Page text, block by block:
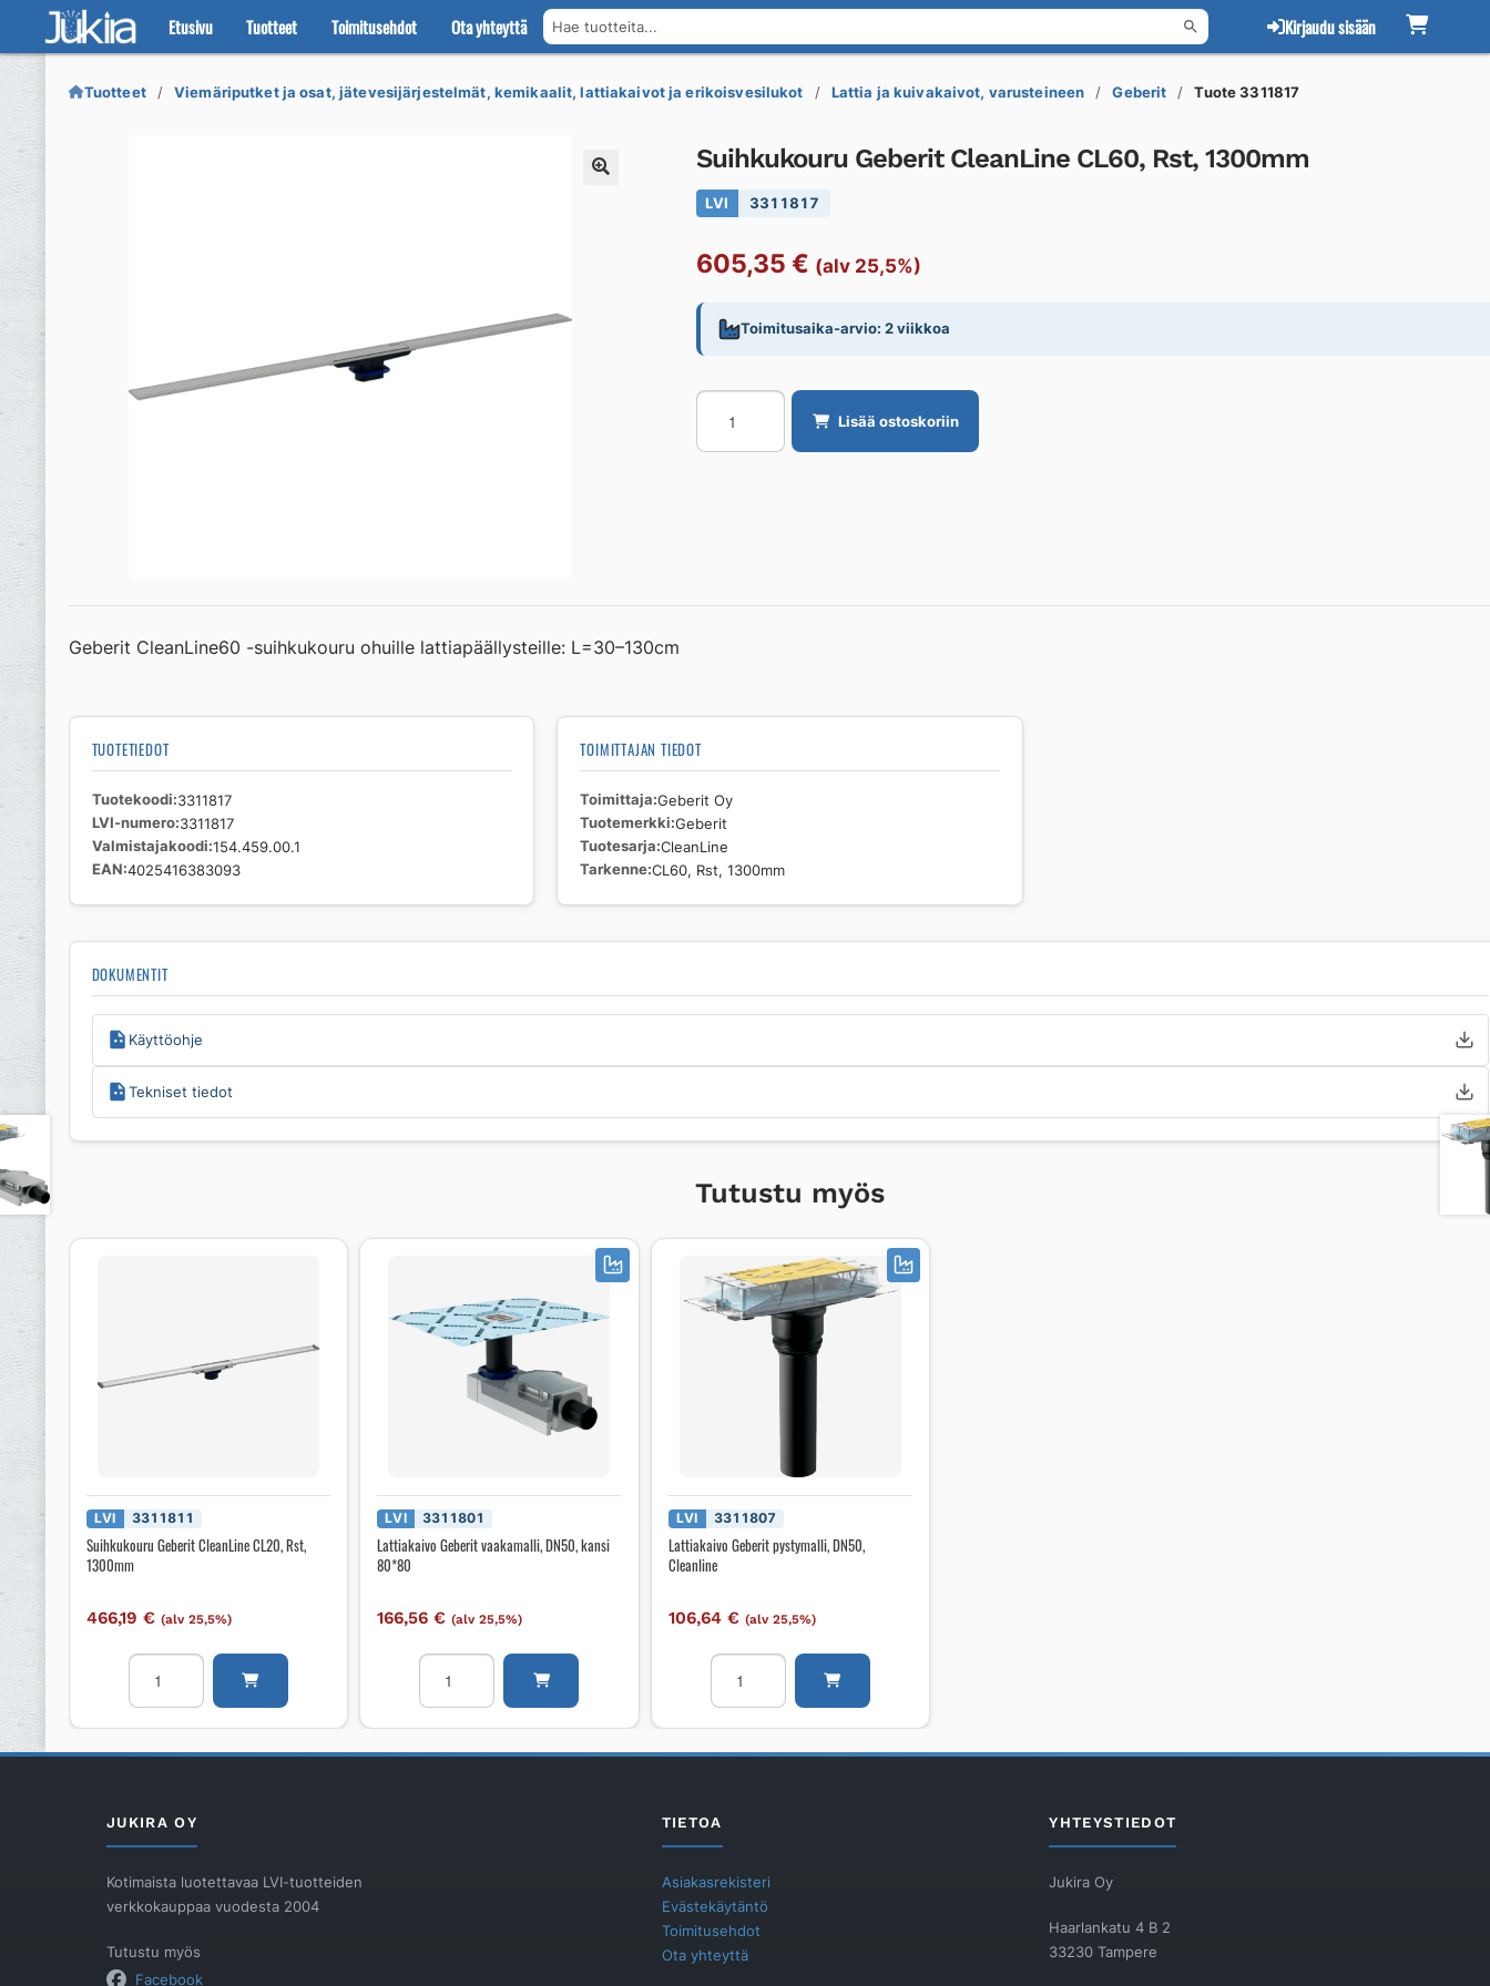
Etusivu Tuotteet Toimitusehdot Ota yhteyttä Hae tuotteita... Kirjaudu sisään
Siirry
navigointiin
Siirry
sisältöön
Tuotteet Viemäriputket ja osat, jätevesijärjestelmät, kemikaalit, lattiakaivot ja erikoisvesilukot Lattia ja kuivakaivot, varusteineen Geberit Tuote 3311817
Suihkukouru Geberit CleanLine CL60, Rst, 1300mm
LVI 3311817
605,35 € (alv 25,5%)
Toimitusaika-arvio: 2 viikkoa
Suihkukouru
Geberit
CleanLine
Lisää ostoskoriin
Geberit CleanLine60 -suihkukouru ohuille lattiapäällysteille: L=30–130cm
TUOTETIEDOT
Tuotekoodi 3311817
LVI-numero 3311817
Valmistajakoodi 154.459.00.1
EAN 4025416383093
TOIMITTAJAN TIEDOT
Toimittaja Geberit Oy
Tuotemerkki Geberit
Tuotesarja CleanLine
Tarkenne CL60, Rst, 1300mm
DOKUMENTIT
Käyttöohje
Tekniset tiedot
Tutustu myös
LVI 3311811
Suihkukouru Geberit CleanLine CL20, Rst,
1300mm
466,19€ (alv 25,5%)
Suihkukouru
Geberit
CleanLine
Rst,
LVI 3311801
Lattiakaivo Geberit vaakamalli, DN50, kansi
80*80
166,56€ (alv 25,5%)
Lattiakaivo
Geberit
vaakamalli,
kansi
LVI 3311807
Lattiakaivo Geberit pystymalli, DN50,
Cleanline
106,64 € (alv 25,5%)
Lattiakaivo
Geberit
pystymalli,
Cleanline
JUKIRA OY
Kotimaista luotettavaa LVI-tuotteiden
verkkokauppaa vuodesta 2004
Tutustu myös
Facebook
TIETOA
Asiakasrekisteri
Evästekäytäntö
Toimitusehdot
Ota yhteyttä
YHTEYSTIEDOT
Jukira Oy
Haarlankatu 4 B 2
33230 Tampere